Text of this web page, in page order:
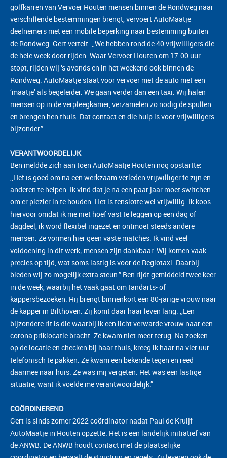
golfkarren van Vervoer Houten mensen binnen de Rondweg naar
verschillende bestemmingen brengt, vervoert AutoMaatje
deelnemers met een mobile beperking naar bestemming buiten
de Rondweg. Gert vertelt: ,,We hebben rond de 40 vrijwilligers die
de hele week door rijden. Waar Vervoer Houten om 17.00 uur
stopt, rijden wij ‘s avonds en in het weekend ook binnen de
Rondweg. AutoMaatje staat voor vervoer met de auto met een
‘maatje’ als begeleider. We gaan verder dan een taxi. Wij halen
mensen op in de verpleegkamer, verzamelen zo nodig de spullen
en brengen hen thuis. Dat contact en die hulp is voor vrijwilligers
bijzonder.”
VERANTWOORDELIJK
Ben meldde zich aan toen AutoMaatje Houten nog opstartte:
,,Het is goed om na een werkzaam verleden vrijwilliger te zijn en
anderen te helpen. Ik vind dat je na een paar jaar moet switchen
om er plezier in te houden. Het is tenslotte wel vrijwillig. Ik koos
hiervoor omdat ik me niet hoef vast te leggen op een dag of
dagdeel, ik word flexibel ingezet en ontmoet steeds andere
mensen. Ze vormen hier geen vaste matches. Ik vind veel
voldoening in dit werk; mensen zijn dankbaar. Wij komen vaak
precies op tijd, wat soms lastig is voor de Regiotaxi. Daarbij
bieden wij zo mogelijk extra steun.” Ben rijdt gemiddeld twee keer
in de week, waarbij het vaak gaat om tandarts- of
kappersbezoeken. Hij brengt binnenkort een 80-jarige vrouw naar
de kapper in Bilthoven. Zij komt daar haar leven lang. ,,Een
bijzondere rit is die waarbij ik een licht verwarde vrouw naar een
corona priklocatie bracht. Ze kwam niet meer terug. Na zoeken
op de locatie en checken bij haar thuis, kreeg ik haar na vier uur
telefonisch te pakken. Ze kwam een bekende tegen en reed
daarmee naar huis. Ze was mij vergeten. Het was een lastige
situatie, want ik voelde me verantwoordelijk.”
COÖRDINEREND
Gert is sinds zomer 2022 coördinator nadat Paul de Kruijf
AutoMaatje in Houten opzette. Het is een landelijk initiatief van
de ANWB. De ANWB houdt contact met de plaatselijke